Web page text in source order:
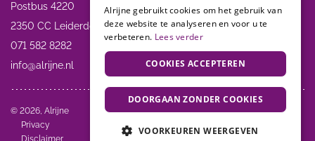
Postbus 4220
2350 CC Leiderdorp
071 582 8282
info@alrijne.nl
© 2026, Alrijne
Privacy
Disclaimer
Volg ons:
Alrijne gebruikt cookies om het gebruik van
deze website te analyseren en voor u te
verbeteren. Lees verder
COOKIES ACCEPTEREN
DOORGAAN ZONDER COOKIES
VOORKEUREN WEERGEVEN